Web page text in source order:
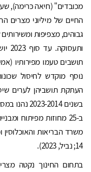
גבוהים, מצפיפות
נוסף מוקדש לחיסול
העתקת תושביהן לערים
14; נביל, 2023).
בתחום החינוך נקטה